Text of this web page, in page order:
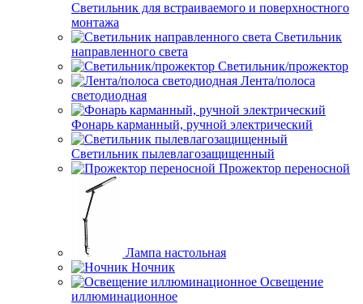
Светильник для встраиваемого и поверхностного
монтажа
Светильник
направленного света
Светильник/прожектор
Лента/полоса
светодиодная
Фонарь карманный, ручной электрический
Светильник пылевлагозащищенный
Прожектор переносной
Лампа настольная
Ночник
Освещение
иллюминационное